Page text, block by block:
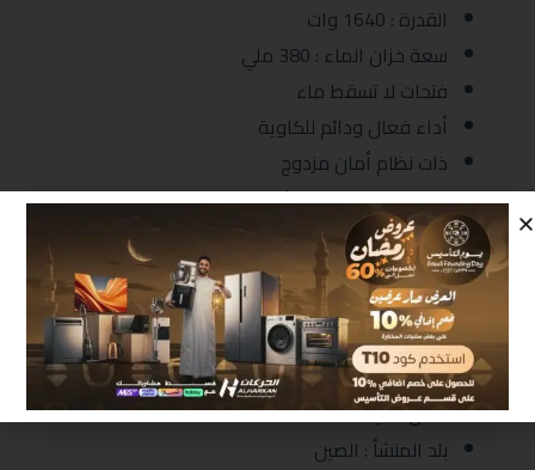
القدرة : 1640 وات
سعة خزان الماء : 380 ملي
فتحات لا تسقط ماء
أداء فعال ودائم للكاوية
ذات نظام أمان مزدوج
مؤقت التسخين ( 30 ثانية )
يمكن نقلها وتخزينها بسهولة
خاصية إعادة التشغيل التلقائي
ميزة حماية الصمامات الحرارية
يمكن ملئ الماء بالكمية المناسبة لإنهاء الكوي
وظيفة الإغلاق التلقائي عند ارتفاع درجة الحرارة او
نقص المياه
بلد المنشأ : الصين